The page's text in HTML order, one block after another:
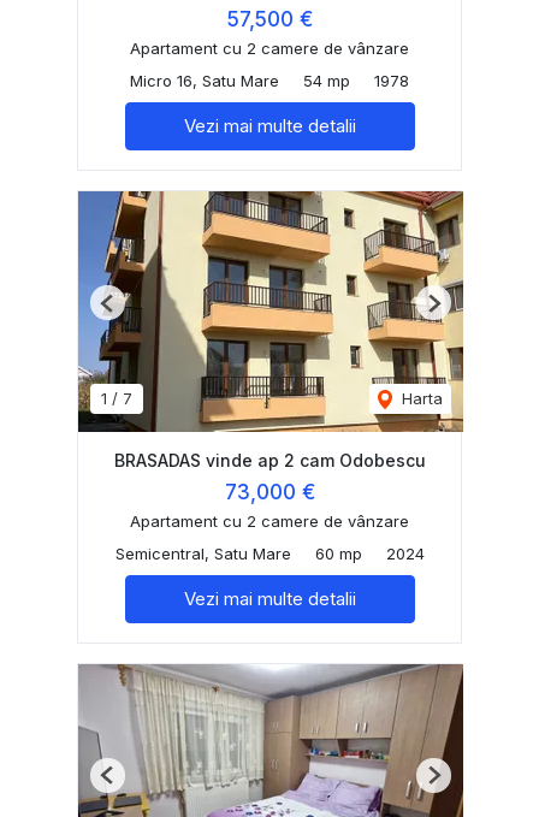
57,500 €
Apartament cu 2 camere de vânzare
Micro 16, Satu Mare
54 mp 1978
Vezi mai multe detalii
1 / 7 Harta
Previous Next
BRASADAS vinde ap 2 cam Odobescu
73,000 €
Apartament cu 2 camere de vânzare
Semicentral, Satu Mare
60 mp 2024
Vezi mai multe detalii
Previous Next